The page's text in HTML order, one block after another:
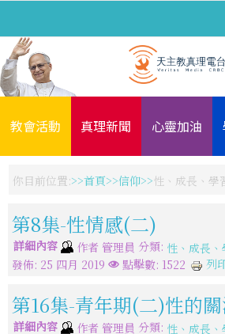
教會活動 真理新聞 心靈加油
你目前位置: 首頁 信仰 性、成長、學
第8集-性情感(二)
詳細內容 作者 管理員 分類: 性、成長、
發佈: 25 四月 2019
點擊數: 1522 列
第16集-青年期(二)性的
詳細內容 作者 管理員 分類: 性、成長、